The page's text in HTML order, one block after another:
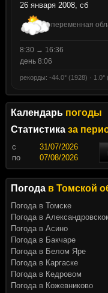
26 января 2008, сб
переменная
8:30 → 16:36
день 8:06
рекорды: -44.0° (1928) · 1.0°
Календарь погоды
Статистика за
c
по
Погода в Томской
Погода в Томске
Погода в
Погода в Асино
Погода в Бакчаре
Погода в Белом Яре
Погода в Каргаске
Погода в Кедровом
Погода в Кожевниково